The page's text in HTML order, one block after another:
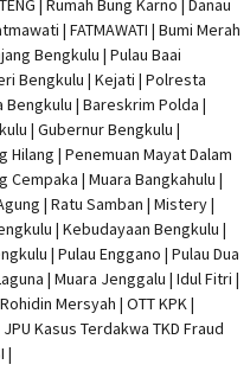
| Rumah Bung Karno | Danau
| FATMAWATI | Bumi Merah
Bengkulu | Pulau Baai
Bengkulu | Kejati | Polresta
Bengkulu | Bareskrim Polda |
| Gubernur Bengkulu |
Hilang | Penemuan Mayat Dalam
Cempaka | Muara Bangkahulu |
| Ratu Samban | Mistery |
| Kebudayaan Bengkulu |
| Pulau Enggano | Pulau Dua
| Muara Jenggalu | Idul Fitri |
Mersyah | OTT KPK|
Kasus Terdakwa TKD Fraud
|